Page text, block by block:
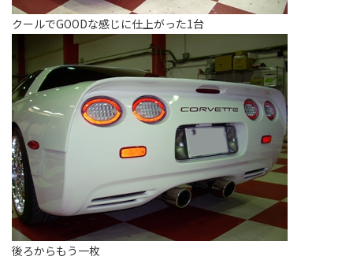
クールでGOODな感じに仕上がった1台
後ろからもう一枚